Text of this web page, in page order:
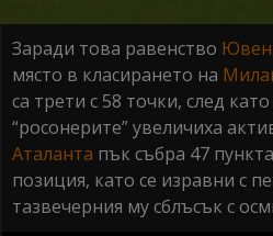
Заради това равенство
място в класирането на
са трети с 58 точки, след
“росонерите” увеличиха
Аталанта пък събра 47
позиция, като се изравни с
тазвечерния му сблъсък с